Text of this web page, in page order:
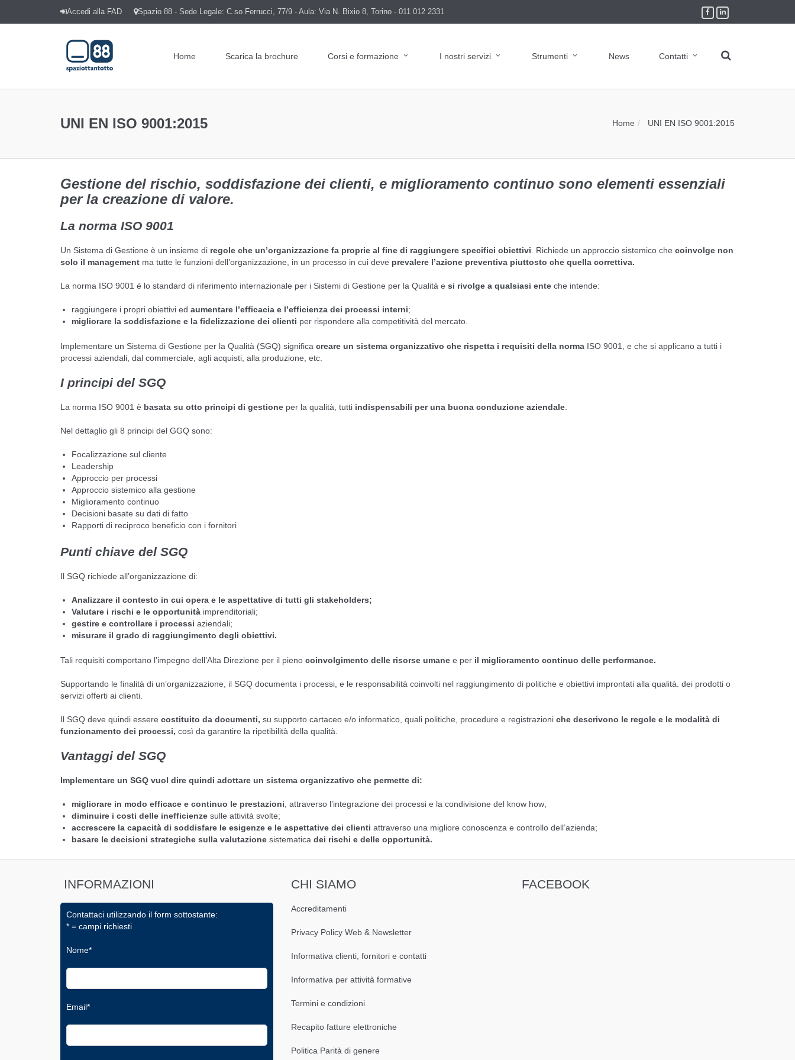
Accedi alla FAD Spazio 88 - Sede Legale: C.so Ferrucci, 77/9 - Aula: Via N. Bixio 8, Torino - 011 012 2331
Home Scarica la brochure Corsi e formazione I nostri servizi Strumenti News Contatti
UNI EN ISO 9001:2015 Home UNI EN ISO 9001:2015
Gestione del rischio, soddisfazione dei clienti, e miglioramento continuo sono elementi essenziali
per la creazione di valore.
La norma ISO 9001
Un Sistema di Gestione è un insieme di regole che un’organizzazione fa proprie al fine di raggiungere specifici obiettivi . Richiede un approccio sistemico che coinvolge non
solo il management ma tutte le funzioni dell’organizzazione, in un processo in cui deve prevalere l’azione preventiva piuttosto che quella correttiva.
La norma ISO 9001 è lo standard di riferimento internazionale per i Sistemi di Gestione per la Qualità e si rivolge a qualsiasi ente che intende:
raggiungere i propri obiettivi ed aumentare l’efficacia e l’efficienza dei processi interni;
migliorare la soddisfazione e la fidelizzazione dei clienti per rispondere alla competitività del mercato.
Implementare un Sistema di Gestione per la Qualità (SGQ) significa creare un sistema organizzativo che rispetta i requisiti della norma ISO 9001, e che si applicano a tutti i
processi aziendali, dal commerciale, agli acquisti, alla produzione, etc.
I principi del SGQ
La norma ISO 9001 è basata su otto principi di gestione per la qualità, tutti indispensabili per una buona conduzione aziendale.
Nel dettaglio gli 8 principi del GGQ sono:
Focalizzazione sul cliente
Leadership
Approccio per processi
Approccio sistemico alla gestione
Miglioramento continuo
Decisioni basate su dati di fatto
Rapporti di reciproco beneficio con i fornitori
Punti chiave del SGQ
Il SGQ richiede all’organizzazione di:
Analizzare il contesto in cui opera e le aspettative di tutti gli stakeholders;
Valutare i rischi e le opportunità imprenditoriali;
gestire e controllare i processi aziendali;
misurare il grado di raggiungimento degli obiettivi.
Tali requisiti comportano l’impegno dell’Alta Direzione per il pieno coinvolgimento delle risorse umane e per il miglioramento continuo delle performance.
Supportando le finalità di un’organizzazione, il SGQ documenta i processi, e le responsabilità coinvolti nel raggiungimento di politiche e obiettivi improntati alla qualità. dei prodotti o
servizi offerti ai clienti.
Il SGQ deve quindi essere costituito da documenti, su supporto cartaceo e/o informatico, quali politiche, procedure e registrazioni che descrivono le regole e le modalità di
funzionamento dei processi, così da garantire la ripetibilità della qualità.
Vantaggi del SGQ
Implementare un SGQ vuol dire quindi adottare un sistema organizzativo che permette di:
migliorare in modo efficace e continuo le prestazioni , attraverso l’integrazione dei processi e la condivisione del know how;
diminuire i costi delle inefficienzesulle attività svolte;
accrescere la capacità di soddisfare le esigenze e le aspettative dei clienti attraverso una migliore conoscenza e controllo dell’azienda;
basare le decisioni strategiche sulla valutazione sistematica dei rischi e delle opportunità.
INFORMAZIONI
Contattaci utilizzando il form sottostante:
* = campi richiesti
Nome*
Email*
CHI SIAMO
Accreditamenti
Privacy Policy Web & Newsletter
Informativa clienti, fornitori e contatti
Informativa per attività formative
Termini e condizioni
Recapito fatture elettroniche
Politica Parità di genere
FACEBOOK